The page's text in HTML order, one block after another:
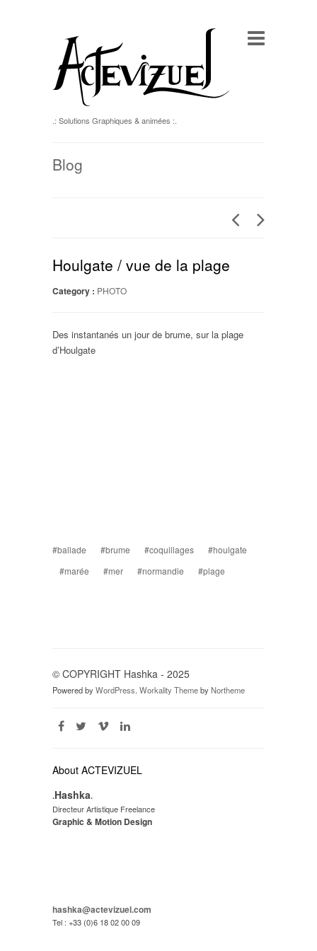
.: Solutions Graphiques & animées :.
Blog
Houlgate / vue de la plage
Category : PHOTO
Des instantanés un jour de brume, sur la plage
d’Houlgate
#ballade #brume #coquillages
#houlgate
#marée
#mer #normandie #plage
© COPYRIGHT Hashka - 2025
Powered byWordPress. Workality ThemebyNortheme
About ACTEVIZUEL
.Hashka.
Directeur Artistique Freelance
Graphic & Motion Design
hashka@actevizuel.com
Tel : +33 (0)6 18 02 00 09